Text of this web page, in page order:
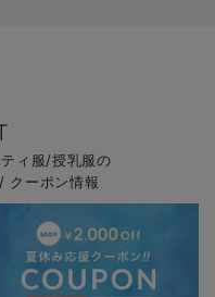
ィ服/授乳服の
クーポン情報